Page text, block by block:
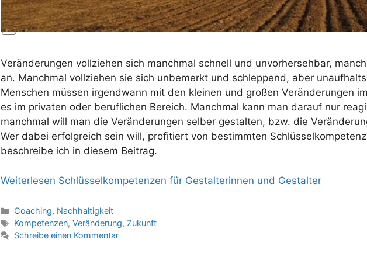
Lange
Veränderungen vollziehen sich manchmal schnell und unvorhersehbar,
an. Manchmal vollziehen sie sich unbemerkt und schleppend, aber
Menschen müssen irgendwann mit den kleinen und großen Veränderungen
es im privaten oder beruflichen Bereich. Manchmal kann man darauf nur
manchmal will man die Veränderungen selber gestalten, bzw. die
Wer dabei erfolgreich sein will, profitiert von bestimmten
beschreibe ich in diesem Beitrag.
Weiterlesen Schlüsselkompetenzen für Gestalterinnen und Gestalter
Kategorien
Coaching, Nachhaltigkeit
Schlagwörter
Kompetenzen,Veränderung, Zukunft
Schreibe einen Kommentar